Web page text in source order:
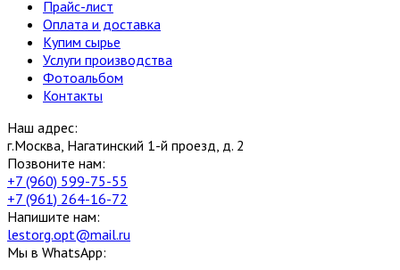
Прайс-лист
Оплата и доставка
Купим сырье
Услуги производства
Фотоальбом
Контакты
Наш адрес:
г.Москва, Нагатинский 1-й проезд, д. 2
Позвоните нам:
+7 (960) 599-75-55
+7 (961) 264-16-72
Напишите нам:
lestorg.opt@mail.ru
Мы в WhatsApp: